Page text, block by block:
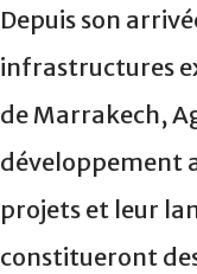
Depuis son
infrastructures
de Marrakech,
développement
projets et leur
constitueront